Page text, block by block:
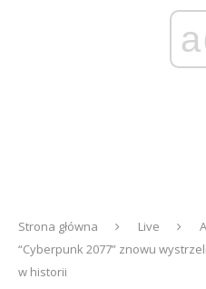
Strona główna Live
“Cyberpunk 2077” znowu
w historii